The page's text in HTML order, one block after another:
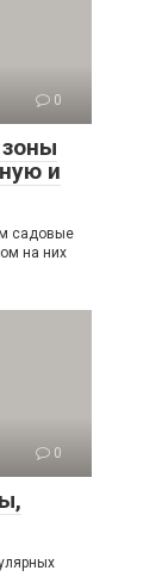
0
и
садовые
на них
0